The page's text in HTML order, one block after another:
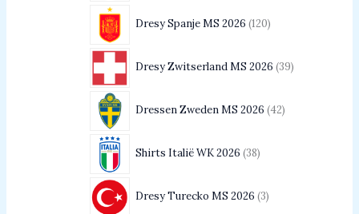
Dresy Spanje MS 2026 120
Dresy Zwitserland MS 2026 39
Dressen Zweden MS 2026 42
Shirts Italië WK 2026 38
Dresy Turecko MS 2026 3